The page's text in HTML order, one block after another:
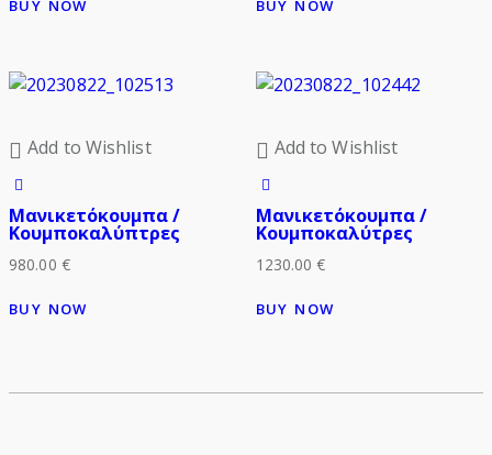
BUY NOW BUY NOW
Add to Wishlist
Μανικετόκουμπα /
Κουμποκαλύπτρες
980.00 €
BUY NOW
Add to Wishlist
Μανικετόκουμπα /
Κουμποκαλύτρες
1230.00€
BUY NOW